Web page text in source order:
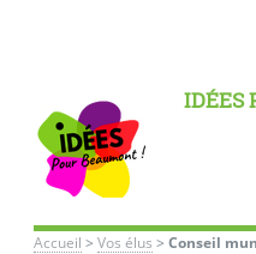
IDÉES
Accueil >Vos élus >Conseil